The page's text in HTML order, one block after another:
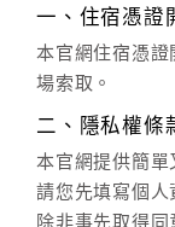
一、住宿憑證
本官網住宿憑證
場索取。
二、隱私權條
本官網提供簡單
請您先填寫個人
除非事先取得